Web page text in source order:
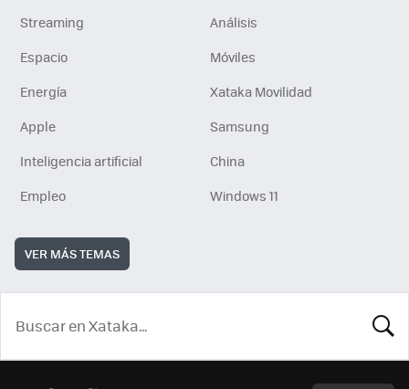
Streaming
Análisis
Espacio
Móviles
Energía
Xataka Movilidad
Apple
Samsung
Inteligencia artificial
China
Empleo
Windows 11
VER MÁS TEMAS